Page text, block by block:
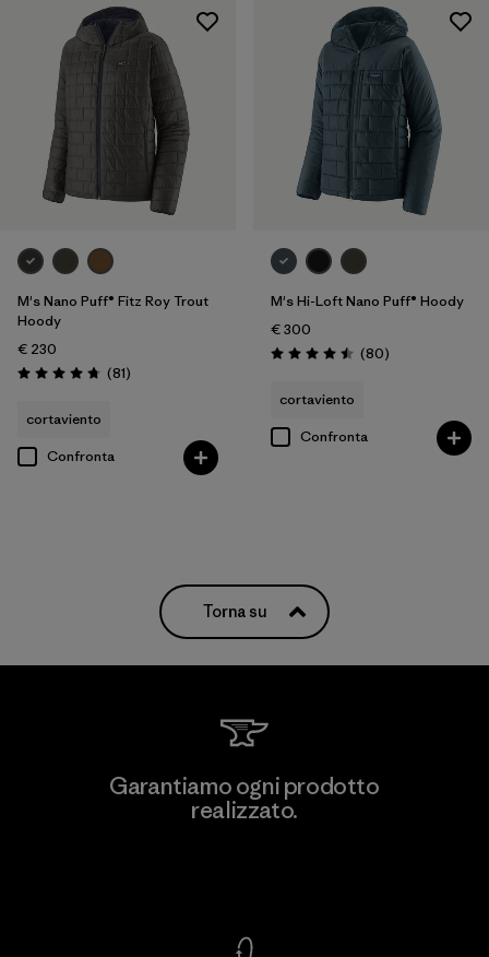
M's Nano Puff® Fitz Roy Trout
Hoody
€ 230
Valutazione: 4.7 / 5
(81Recensioni
)
cortaviento
Confronta
M's Hi-Loft Nano Puff® Hoody
€ 300
Valutazione: 4.5 / 5
(80Recensioni
)
cortaviento
Confronta
Torna su
Garantiamo ogni prodotto
realizzato.